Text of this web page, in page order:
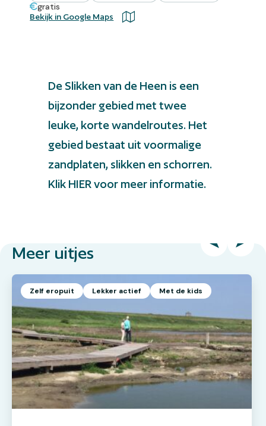
gratis
Bekijk in Google Maps
De Slikken van de Heen is een
bijzonder gebied mettwee
leuke, korte wandelroutes. Het
gebied bestaat uit voormalige
zandplaten, slikken en schorren.
Klik HIERvoor meer informatie.
Meer uitjes
Zelf eropuit Lekker actief Met de kids